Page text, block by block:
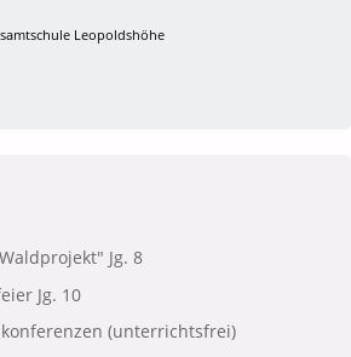
Leopoldshöhe
Jg. 8
Jg. 10
(unterrichtsfrei)